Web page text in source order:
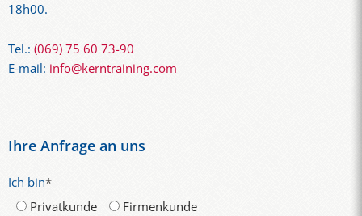
18h00.
Tel.: (069) 75 60 73-90
E-mail: info@kerntraining.com
Ihre Anfrage an uns
Ich bin*
Privatkunde
Firmenkunde